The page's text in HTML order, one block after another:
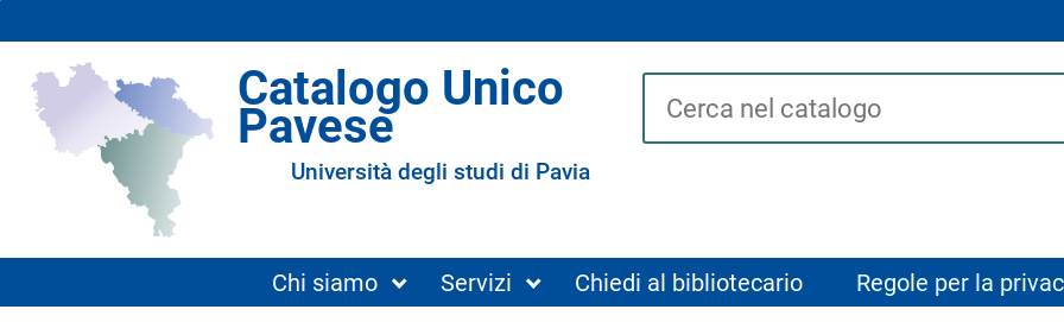
Catalogo Unico
Pavese
Università degli studi di Pavia
Cerca su "Catalogo"
Chi siamo Servizi Chiedi al bibliotecario Regole per la